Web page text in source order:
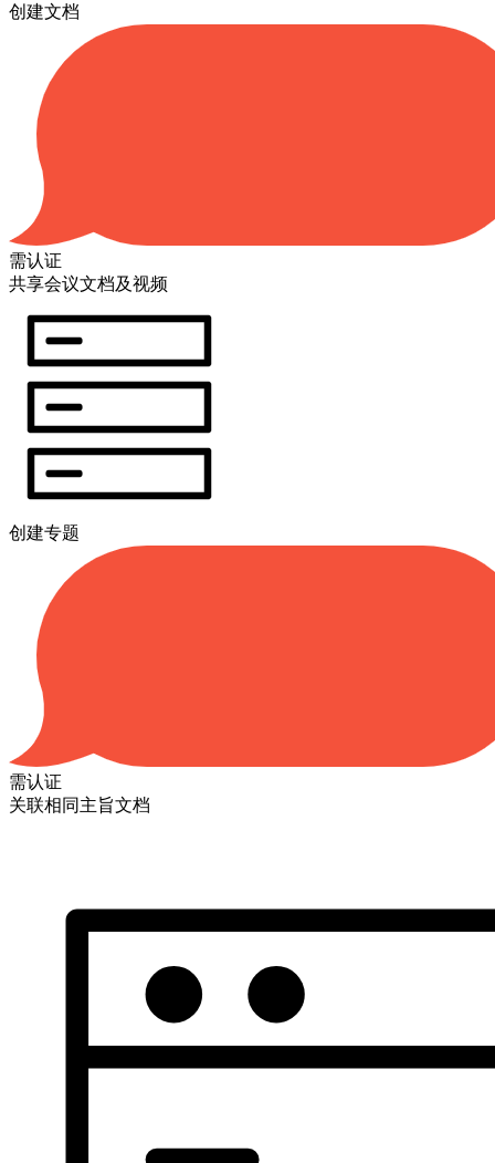
创建文档
需认证
共享会议文档及视频
创建专题
需认证
关联相同主旨文档